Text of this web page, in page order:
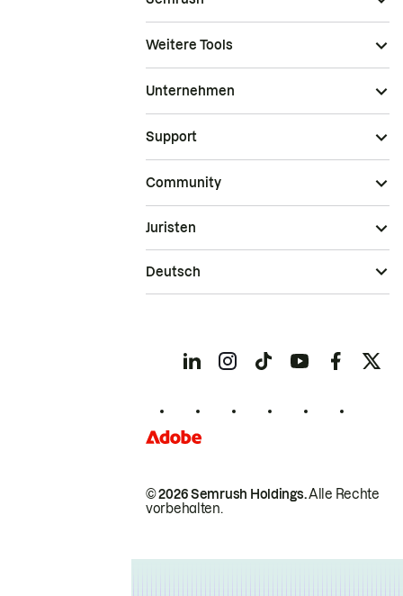
Weitere Tools
Unternehmen
Support
Community
© 2026 Semrush Holdings.Alle Rechte
vorbehalten.
Juristen
Deutsch